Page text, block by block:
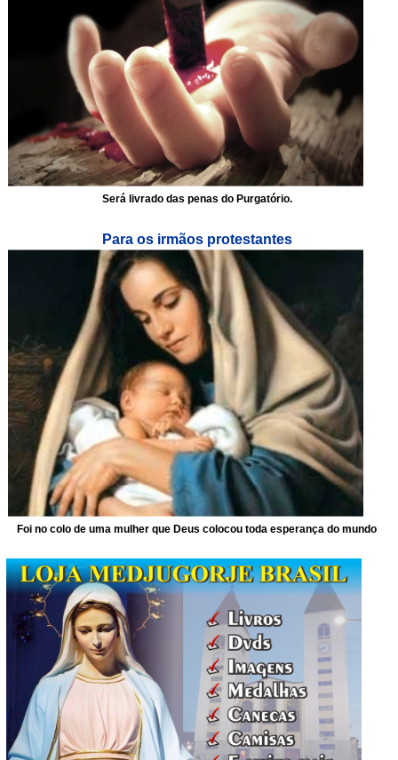
Será livrado das penas do Purgatório.
Para os irmãos protestantes
Foi no colo de uma mulher que Deus colocou toda esperança do mundo